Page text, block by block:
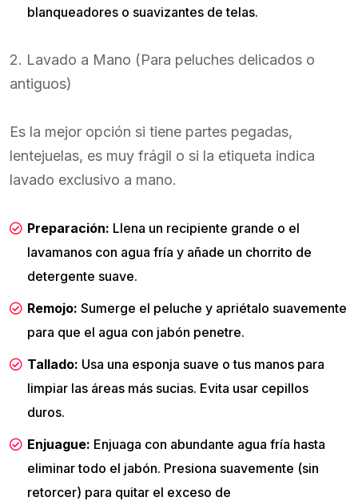
blanqueadores o suavizantes de telas.
2. Lavado a Mano (Para peluches delicados o
antiguos)
Es la mejor opción si tiene partes pegadas,
lentejuelas, es muy frágil o si la etiqueta indica
lavado exclusivo a mano.
Preparación: Llena un recipiente grande o el
lavamanos con agua fría y añade un chorrito de
detergente suave.
Remojo: Sumerge el peluche y apriétalo suavemente
para que el agua con jabón penetre.
Tallado: Usa una esponja suave o tus manos para
limpiar las áreas más sucias. Evita usar cepillos
duros.
Enjuague: Enjuaga con abundante agua fría hasta
eliminar todo el jabón. Presiona suavemente (sin
retorcer) para quitar el exceso de